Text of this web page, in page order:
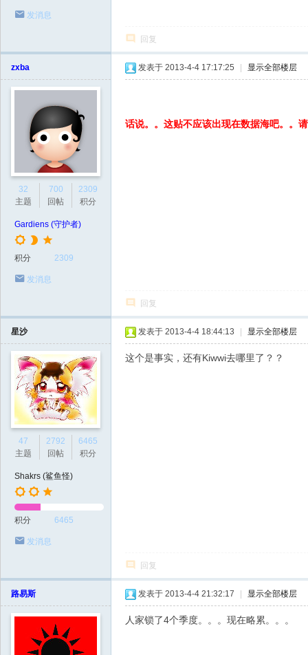
发消息
回复
zxba
32
主题
700
回帖
2309
积分
Gardiens (守护者)
积分 2309
发消息
发表于 2013-4-4 17:17:25 显示全部楼层
话说。。这贴不应该出现在数据海吧。。
回复
星沙
47
主题
2792
回帖
6465
积分
Shakrs (鲨鱼怪)
积分 6465
发消息
发表于 2013-4-4 18:44:13 显示全部楼层
这个是事实，还有Kiwwi去哪里了？？
回复
路易斯 发表于 2013-4-4 21:32:17 显示全部楼层
人家锁了4个季度。。。现在略累。。。